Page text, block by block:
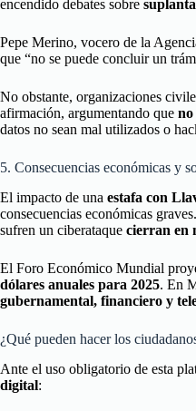
encendido debates sobre
Pepe Merino, vocero de la
que “no se puede concluir un
No obstante, organizaciones
afirmación, argumentando que no
datos no sean mal utilizados o
5. Consecuencias económicas y
El impacto de una estafa con
consecuencias económicas
sufren un ciberataque cierran en
El Foro Económico Mundial
dólares anuales para 2025. En
gubernamental, financiero y
¿Qué pueden hacer los
Ante el uso obligatorio de esta
digital: